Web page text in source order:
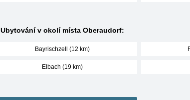
Ubytování v okolí místa Oberaudorf:
Bayrischzell (12 km)
Elbach (19 km)